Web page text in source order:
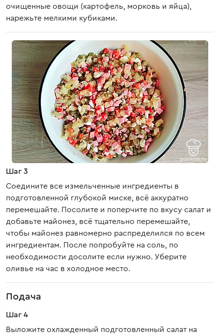
очищенные овощи (картофель, морковь и яйца),
нарежьте мелкими кубиками.
Шаг 3
Соедините все измельченные ингредиенты в
подготовленной глубокой миске, всё аккуратно
перемешайте. Посолите и поперчите по вкусу салат и
добавьте майонез, всё тщательно перемешайте,
чтобы майонез равномерно распределился по всем
ингредиентам. После попробуйте на соль, по
необходимости досолите если нужно. Уберите
оливье на час в холодное место.
Подача
Шаг 4
Выложите охлажденный подготовленный салат на